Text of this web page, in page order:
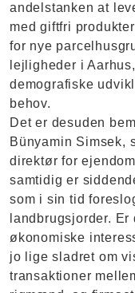
andelstanken at
med giftfri
for nye
lejligheder i
demografiske
behov.
Det er desuden
Bünyamin Simsek,
direktør for
samtidig er
som i sin tid
landbrugsjorder.
økonomiske
jo lige sladret om
transaktioner